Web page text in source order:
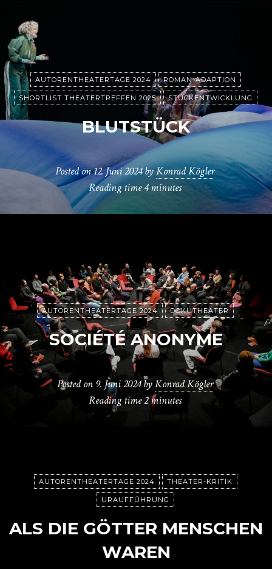
AUTORENTHEATERTAGE 2024 ROMAN-ADAPTION
SHORTLIST THEATERTREFFEN 2025 STÜCKENTWICKLUNG
BLUTSTÜCK
Posted on12. Juni 2024byKonrad Kögler
Reading time4 minutes
AUTORENTHEATERTAGE 2024 DOKUTHEATER
SOCIÉTÉ ANONYME
Posted on 9. Juni 2024byKonrad Kögler
Reading time2 minutes
AUTORENTHEATERTAGE 2024 THEATER-KRITIK
URAUFFÜHRUNG
ALS DIE GÖTTER MENSCHEN
WAREN